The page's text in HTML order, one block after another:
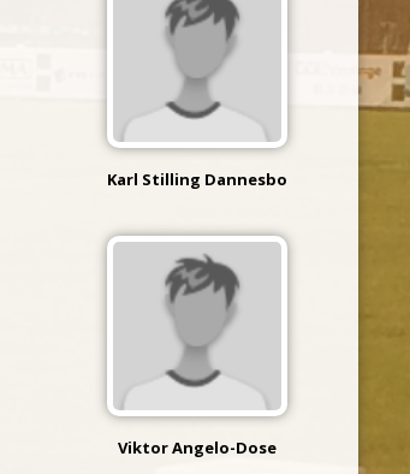
Karl Stilling Dannesbo
Viktor Angelo-Dose